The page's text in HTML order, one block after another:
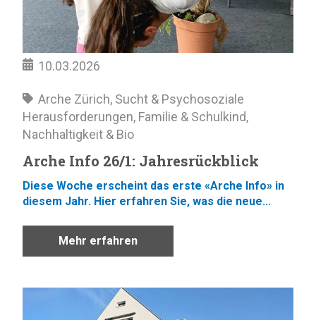
10.03.2026
Arche Zürich, Sucht & Psychosoziale
Herausforderungen, Familie & Schulkind,
Nachhaltigkeit & Bio
Arche Info 26/1: Jahresrückblick
Diese Woche erscheint das erste «Arche Info» in
diesem Jahr. Hier erfahren Sie, was die neue...
Mehr erfahren